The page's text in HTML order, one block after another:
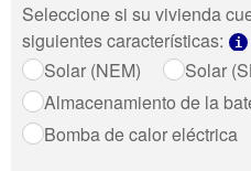
Seleccione si su vivienda
siguientes características:
i
Solar (NEM) Solar
Almacenamiento de la
Bomba de calor eléctrica